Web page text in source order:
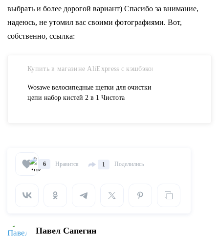
выбрать и более дорогой вариант) Спасибо за внимание,
надеюсь, не утомил вас своими фотографиями. Вот,
собственно, ссылка:
Купить в магазине AliExpress с кэшбэком
Wosawe велосипедные щетки для очистки
цепи набор кистей 2 в 1 Чистота
6 Нравится 1 Поделились
Павел Сапегин